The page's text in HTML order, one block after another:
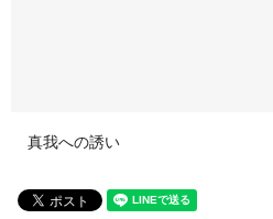
真我への誘い